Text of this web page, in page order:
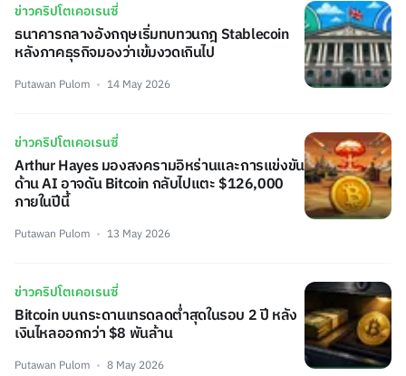
ข่าวคริปโตเคอเรนซี่
ธนาคารกลางอังกฤษเริ่มทบทวนกฎ Stablecoin
หลังภาคธุรกิจมองว่าเข้มงวดเกินไป
Putawan Pulom 14 May 2026
ข่าวคริปโตเคอเรนซี่
Arthur Hayes มองสงครามอิหร่านและการแข่งขัน
ด้าน AI อาจดัน Bitcoin กลับไปแตะ $126,000
ภายในปีนี้
Putawan Pulom 13 May 2026
ข่าวคริปโตเคอเรนซี่
Bitcoin บนกระดานเทรดลดต่ำสุดในรอบ 2 ปี หลัง
เงินไหลออกกว่า $8 พันล้าน
Putawan Pulom 8 May 2026